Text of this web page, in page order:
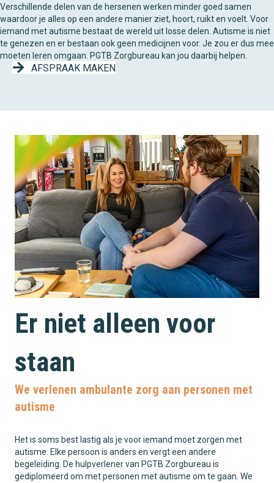
Verschillende delen van de hersenen werken minder goed samen
waardoor je alles op een andere manier ziet, hoort, ruikt en voelt. Voor
iemand met autisme bestaat de wereld uit losse delen. Autisme is niet
te genezen en er bestaan ook geen medicijnen voor. Je zou er dus mee
moeten leren omgaan. PGTB Zorgbureau kan jou daarbij helpen.
AFSPRAAK MAKEN
Er niet alleen voor
staan
We verlenen ambulante zorg aan personen met
autisme
Het is soms best lastig als je voor iemand moet zorgen met
autisme. Elke persoon is anders en vergt een andere
begeleiding. De hulpverlener van PGTB Zorgbureau is
gediplomeerd om met personen met autisme om te gaan. We